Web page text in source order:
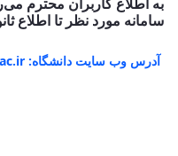
سامانه مورد نظر تا اطلاع
آدرس وب سایت دانشگاه: https://basu.ac.ir